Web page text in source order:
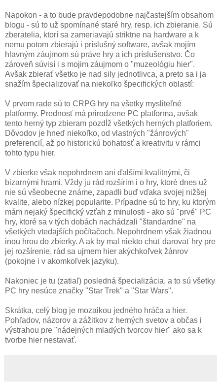
Napokon - a to bude pravdepodobne najčastejším obsahom
blogu - sú to už spomínané staré hry, resp. ich zbieranie. Sú
zberatelia, ktorí sa zameriavajú striktne na hardware a k
nemu potom zbierajú i príslušný software, avšak mojím
hlavným záujmom sú práve hry a ich príslušenstvo. Čo
zároveň súvisí i s mojim záujmom o "muzeológiu hier".
Avšak zbierať všetko je nad sily jednotlivca, a preto sa i ja
snažím špecializovať na niekoľko špecifických oblastí:
V prvom rade sú to CRPG hry na všetky mysliteľné
platformy. Prednosť má prirodzene PC platforma, avšak
tento herný typ zbieram pozdĺž všetkých herných platforiem.
Dôvodov je hneď niekoľko, od vlastných "žánrových"
preferencií, až po historickú bohatosť a kreativitu v rámci
tohto typu hier.
V zbierke však nepohrdnem ani ďalšími kvalitnými, či
bizarnými hrami. Vždy ju rád rozšírim i o hry, ktoré dnes už
nie sú všeobecne známe, zapadli buď vďaka svojej nižšej
kvalite, alebo nízkej popularite. Prípadne sú to hry, ku ktorým
mám nejaký špecifický vzťah z minulosti - ako sú "prvé" PC
hry, ktoré sa v tých dobách nachádzali "štandardne" na
všetkých vtedajších počítačoch. Nepohrdnem však žiadnou
inou hrou do zbierky. A ak by mal niekto chuť darovať hry pre
jej rozšírenie, rád sa ujmem hier akýchkoľvek žánrov
(pokojne i v akomkoľvek jazyku).
Nakoniec je tu (zatiaľ) posledná špecializácia, a to sú všetky
PC hry nesúce značky "Star Trek" a "Star Wars".
Skrátka, celý blog je mozaikou jedného hráča a hier.
Pohľadov, názorov a zážitkov z herných svetov a občas i
výstrahou pre "nádejných mladých tvorcov hier" ako sa k
tvorbe hier nestavať.